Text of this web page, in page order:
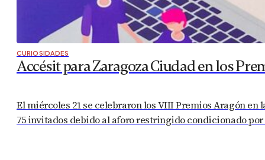
CURIOSIDADES
Accésit para Zaragoza Ciudad en los
El miércoles 21 se celebraron los VIII Premios Aragón
75 invitados debido al aforo restringido condicionado